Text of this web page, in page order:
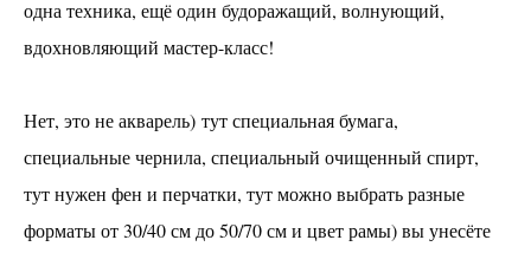
одна техника, ещё один будоражащий, волнующий,
вдохновляющий мастер-класс!
Нет, это не акварель) тут специальная бумага,
специальные чернила, специальный очищенный спирт,
тут нужен фен и перчатки, тут можно выбрать разные
форматы от 30/40 см до 50/70 см и цвет рамы) вы унесёте